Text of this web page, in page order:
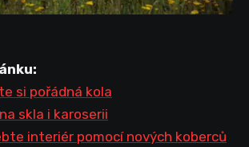
si pořádná kola
skla i karoserii
interiér pomocí nových koberců